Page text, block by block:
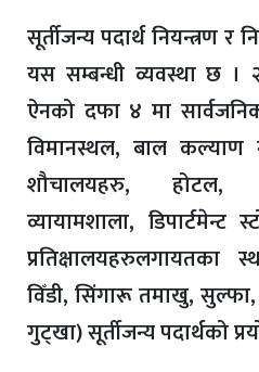
सूर्तीजन्य पदार्थ नियन्त्रण
यस सम्बन्धी व्यवस्था छ ।
ऐनको दफा ४ मा
विमानस्थल, बाल
शौचालयहरु, होटल,
व्यायामशाला, डिपार्टमेन्ट
प्रतिक्षालयहरुलगायतका
विँडी, सिंगारू तमाखु,
गुट्खा) सूर्तीजन्य पदार्थको